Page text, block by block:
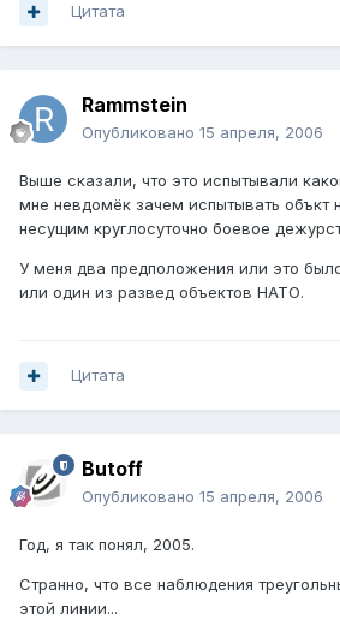
Цитата
Rammstein
Опубликовано 15 апреля, 2006
Выше сказали, что это испытывали
мне невдомёк зачем испытывать объкт
несущим круглосуточно боевое
У меня два предположения или это
или один из развед объектов НАТО.
Цитата
Butoff
Опубликовано 15 апреля, 2006
Год, я так понял, 2005.
Странно, что все наблюдения
этой линии...